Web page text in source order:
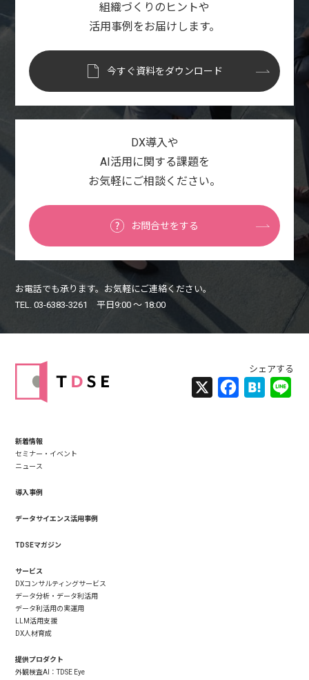
組織づくりのヒントや
活用事例をお届けします。
今すぐ資料をダウンロード
DX導入や
AI活用に関する課題を
お気軽にご相談ください。
お問合せをする
お電話でも承ります。お気軽にご連絡ください。
TEL. 03-6383-3261 平日9:00 〜 18:00
Facebook
Hatena
新着情報
セミナー・イベント
ニュース
導入事例
データサイエンス活用事例
TDSEマガジン
サービス
DXコンサルティングサービス
データ分析・データ利活用
データ利活用の実運用
LLM活用支援
DX人材育成
提供プロダクト
外観検査AI：TDSE Eye